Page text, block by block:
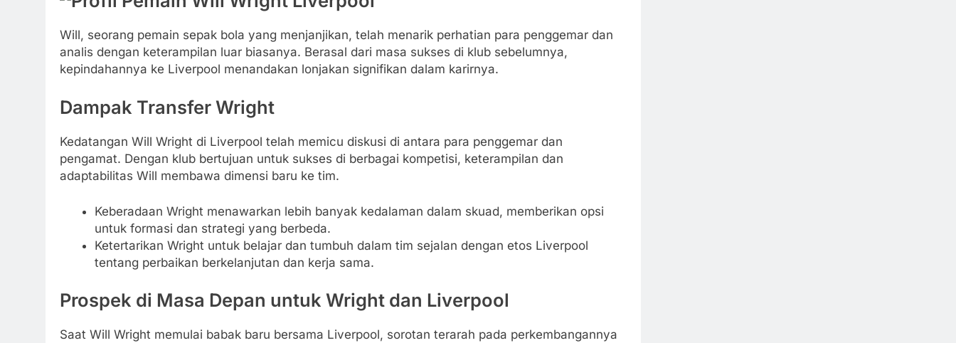
Will, seorang pemain sepak bola yang menjanjikan, telah menarik perhatian para penggemar dan
analis dengan keterampilan luar biasanya. Berasal dari masa sukses di klub sebelumnya,
kepindahannya ke Liverpool menandakan lonjakan signifikan dalam karirnya.
Dampak Transfer Wright
Kedatangan Will Wright di Liverpool telah memicu diskusi di antara para penggemar dan
pengamat. Dengan klub bertujuan untuk sukses di berbagai kompetisi, keterampilan dan
adaptabilitas Will membawa dimensi baru ke tim.
Keberadaan Wright menawarkan lebih banyak kedalaman dalam skuad, memberikan opsi
untuk formasi dan strategi yang berbeda.
Ketertarikan Wright untuk belajar dan tumbuh dalam tim sejalan dengan etos Liverpool
tentang perbaikan berkelanjutan dan kerja sama.
Prospek di Masa Depan untuk Wright dan Liverpool
Saat Will Wright memulai babak baru bersama Liverpool, sorotan terarah pada perkembangannya